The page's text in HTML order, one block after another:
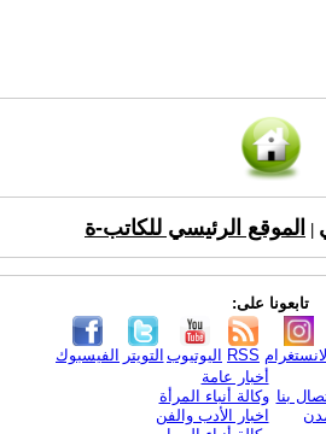
الموقع الرئيسي للكاتب-ة
تابعونا على:
الفيسبوك التويتر اليوتيوب RSS
بنا
أخبار عامة
وكالة أنباء المرأة
اخبار الأدب والفن